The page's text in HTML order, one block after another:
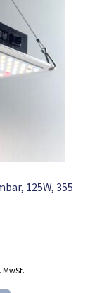
125W, 355
MwSt.